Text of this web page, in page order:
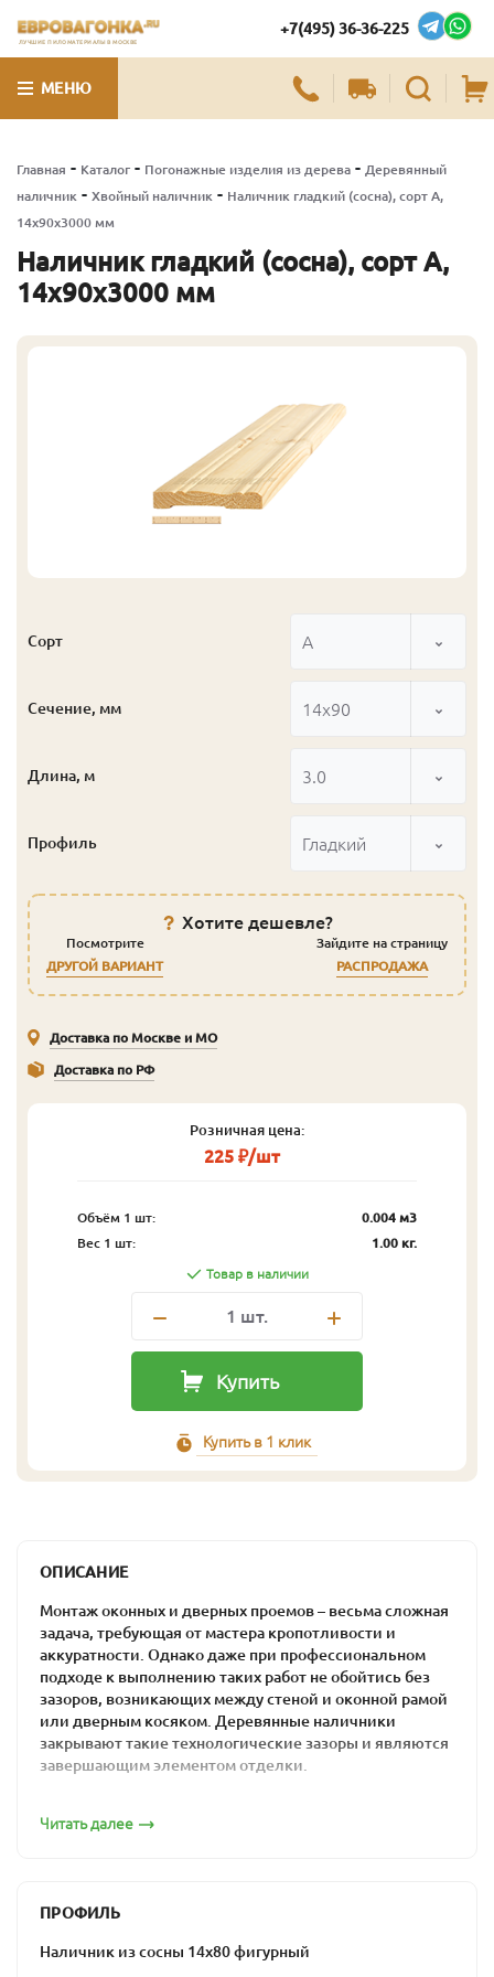
ЛУЧШИЕ ПИЛОМАТЕРИАЛЫ В МОСКВЕ
+7(495) 36-36-225
МЕНЮ
Главная - Каталог - Погонажные изделия из дерева - Деревянный
наличник - Хвойный наличник - Наличник гладкий (сосна), сорт А,
14х90х3000 мм
Наличник гладкий (сосна), сорт А,
14х90х3000 мм
Сорт А
Сечение, мм 14x90
Длина, м 3.0
Профиль Гладкий
Хотите дешевле?
Посмотрите
ДРУГОЙ ВАРИАНТ
Зайдите на страницу
РАСПРОДАЖА
Доставка по Москве и МО
Доставка по РФ
Розничная цена:
225 ₽/шт
Объём 1 шт:
0.004 м3
Вес 1 шт:
1.00 кг.
Товар в наличии
1 шт.
Купить
Купить в 1 клик
ОПИСАНИЕ
Монтаж оконных и дверных проемов – весьма сложная
задача, требующая от мастера кропотливости и
аккуратности. Однако даже при профессиональном
подходе к выполнению таких работ не обойтись без
зазоров, возникающих между стеной и оконной рамой
или дверным косяком. Деревянные наличники
закрывают такие технологические зазоры и являются
завершающим элементом отделки.
отделке дверных и оконных проемов в деревянном
невысокая цена,
Читать далее
ПРОФИЛЬ
Наличник из сосны 14х80 фигурный